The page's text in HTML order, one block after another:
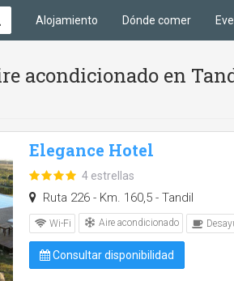
Alojamiento Dónde comer
acondicionado en
Elegance Hotel
4 estrellas
Ruta 226 - Km. 160,5 - Tandil
Wi-Fi Aire acondicionado
Consultar disponibilidad